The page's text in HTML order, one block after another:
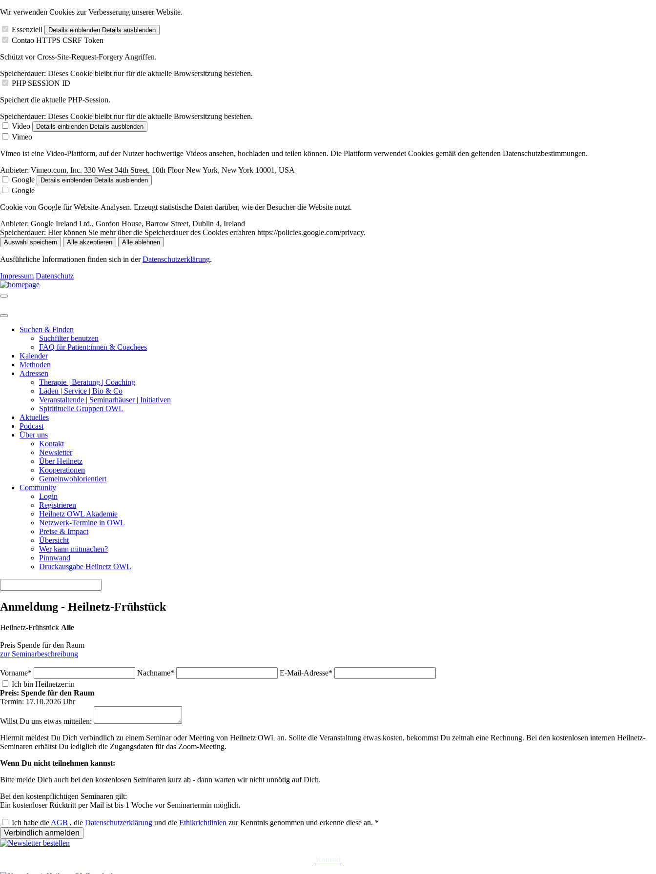
Wir verwenden Cookies zur Verbesserung unserer Website.
Essenziell Details einblenden Details ausblenden
Contao HTTPS CSRF Token
Schützt vor Cross-Site-Request-Forgery Angriffen.
Speicherdauer: Dieses Cookie bleibt nur für die aktuelle Browsersitzung bestehen.
PHP SESSION ID
Speichert die aktuelle PHP-Session.
Speicherdauer: Dieses Cookie bleibt nur für die aktuelle Browsersitzung bestehen.
Video
Details einblenden Details ausblenden
Vimeo
Vimeo ist eine Video-Plattform, auf der Nutzer hochwertige Videos ansehen, hochladen und teilen können. Die Plattform verwendet Cookies gemäß den geltenden Datenschutzbestimmungen.
Anbieter: Vimeo.com, Inc. 330 West 34th Street, 10th Floor New York, New York 10001, USA
Google
Details einblenden Details ausblenden
Google
Cookie von Google für Website-Analysen. Erzeugt statistische Daten darüber, wie der Besucher die Website nutzt.
Anbieter: Google Ireland Ltd., Gordon House, Barrow Street, Dublin 4, Ireland
Speicherdauer: Hier können Sie mehr über die Speicherdauer des Cookies erfahren https://policies.google.com/privacy.
Auswahl speichern Alle akzeptieren Alle ablehnen
Ausführliche Informationen finden sich in derDatenschutzerklärung.
Impressum Datenschutz
Suchen & Finden
Suchfilter benutzen
FAQ für Patient:innen & Coachees
Kalender
Methoden
Adressen
Therapie | Beratung | Coaching
Läden | Service | Bio & Co
Veranstaltende | Seminarhäuser | Initiativen
Spiritituelle Gruppen OWL
Aktuelles
Podcast
Über uns
Kontakt
Newsletter
Über Heilnetz
Kooperationen
Gemeinwohlorientiert
Community
Login
Registrieren
Heilnetz OWL Akademie
Netzwerk-Termine in OWL
Preise & Impact
Übersicht
Wer kann mitmachen?
Pinnwand
Druckausgabe Heilnetz OWL
Anmeldung - Heilnetz-Frühstück
Heilnetz-Frühstück Alle
Preis Spende für den Raum
zur Seminarbeschreibung
Pflichtfeld
Vorname* Pflichtfeld
Nachname* Pflichtfeld
E-Mail-Adresse*
Ich bin Heilnetzer:in
Preis: Spende für den Raum
Termin: 17.10.2026 Uhr
Willst Du uns etwas mitteilen:
Hiermit meldest Du Dich verbindlich zu einem Seminar oder Meeting von Heilnetz OWL an. Sollte die Veranstaltung etwas kosten, bekommst Du zeitnah eine Rechnung. Bei den kostenlosen internen Heilnetz-
Seminaren erhältst Du lediglich die Zugangsdaten für das Zoom-Meeting.
Wenn Du nicht teilnehmen kannst:
Bitte melde Dich auch bei den kostenlosen Seminaren kurz ab - dann warten wir nicht unnötig auf Dich.
Bei den kostenpflichtigen Seminaren gilt:
Ein kostenloser Rücktritt per Mail ist bis 1 Woche vor Seminartermin möglich.
Ich habe die AGB , die Datenschutzerklärung und die Ethikrichtlinien zur Kenntnis genommen und erkenne diese an. *